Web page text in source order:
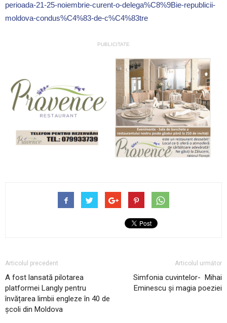
perioada-21-25-noiembrie-curent-o-delega%C8%9Bie-republicii-
moldova-condus%C4%83-de-c%C4%83tre
PUBLICITATE
Articolul precedent
A fost lansată pilotarea
platformei Langly pentru
învățarea limbii engleze în 40 de
școli din Moldova
Articolul următor
Simfonia cuvintelor- Mihai
Eminescu și magia poeziei